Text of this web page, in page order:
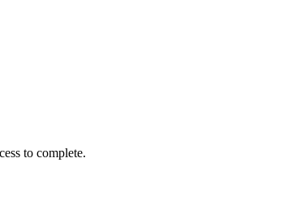
to complete.